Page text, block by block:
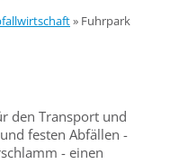
» Fuhrpark
den Transport und
festen Abfällen -
- einen